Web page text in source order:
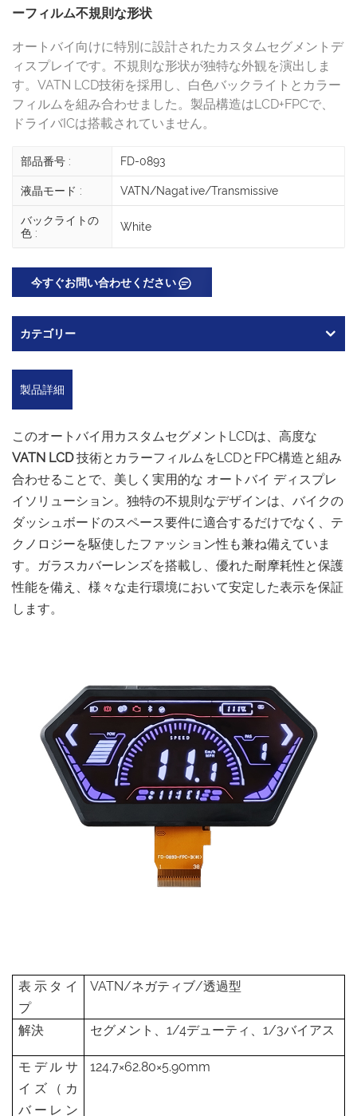
ーフィルム不規則な形状
オートバイ向けに特別に設計されたカスタムセグメントデ
ィスプレイです。不規則な形状が独特な外観を演出しま
す。VATN LCD技術を採用し、白色バックライトとカラー
フィルムを組み合わせました。製品構造はLCD+FPCで、
ドライバICは搭載されていません。
部品番号 : FD-0893
液晶モード : VATN/Nagative/Transmissive
バックライトの
色 :
White
今すぐお問い合わせください
カテゴリー
製品詳細
このオートバイ用カスタムセグメントLCDは、高度な
VATN LCD技術とカラーフィルムをLCDとFPC構造と組み
合わせることで、美しく実用的な オートバイ ディスプレ
イソリューション。独特の不規則なデザインは、バイクの
ダッシュボードのスペース要件に適合するだけでなく、テ
クノロジーを駆使したファッション性も兼ね備えていま
す。ガラスカバーレンズを搭載し、優れた耐摩耗性と保護
性能を備え、様々な走行環境において安定した表示を保証
します。
表示タイ
プ
VATN/ネガティブ/透過型
解決 セグメント、1/4デューティ、1/3バイアス
モデルサ
イズ（カ
バーレン
124.7×62.80×5.90mm